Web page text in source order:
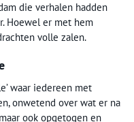
die verhalen hadden
Hoewel er met hem
volle zalen.
waar iedereen met
onwetend over wat er na
ook opgetogen en